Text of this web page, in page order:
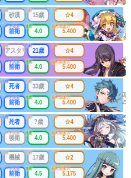
出身
砂漠
年齢
15歳
リーチ区分
前衛
連携
4.0
レア
☆4
最大防護力
5.400
出身
アスタリアの世界
年齢
21歳
リーチ区分
前衛
連携
4.0
レア
☆4
最大防護力
5.400
出身
死者
年齢
33歳
リーチ区分
前衛
連携
4.0
レア
☆4
最大防護力
5.400
出身
死者
年齢
?歳
リーチ区分
後衛
連携
4.0
レア
☆4
最大防護力
5.400
出身
機械
年齢
17歳
リーチ区分
前衛
連携
4.5
レア
☆2
最大防護力
5.175